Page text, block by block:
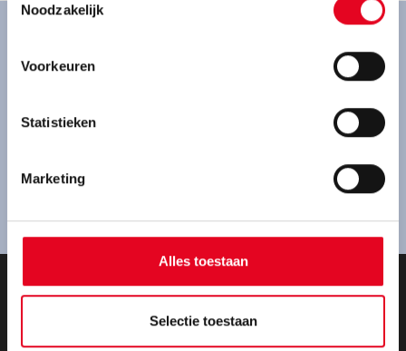
Noodzakelijk
Voorkeuren
Statistieken
Marketing
Alles toestaan
Selectie toestaan
Ervaar onze fietsen van
Ben je geïnteresseerd in een Pegasus fiets en wil je
Route plannen
Onze fietsen
Collectie 2026